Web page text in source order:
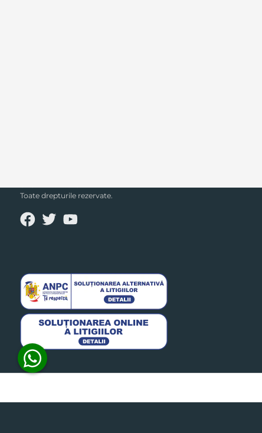
Toate drepturile rezervate.